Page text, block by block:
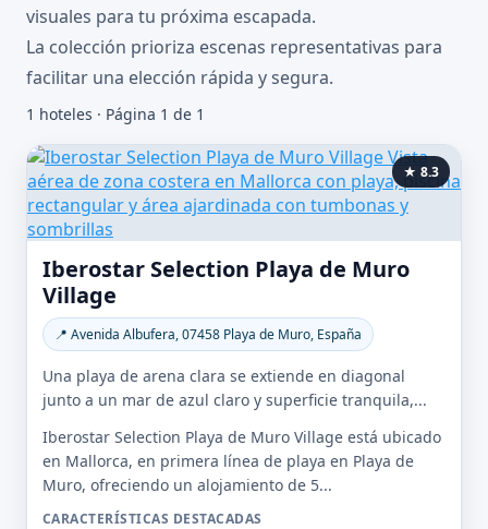
visuales para tu próxima escapada.
La colección prioriza escenas representativas para
facilitar una elección rápida y segura.
1 hoteles · Página 1 de 1
★ 8.3
Iberostar Selection Playa de Muro
Village
📍 Avenida Albufera, 07458 Playa de Muro, España
Una playa de arena clara se extiende en diagonal
junto a un mar de azul claro y superficie tranquila,...
Iberostar Selection Playa de Muro Village está ubicado
en Mallorca, en primera línea de playa en Playa de
Muro, ofreciendo un alojamiento de 5...
CARACTERÍSTICAS DESTACADAS